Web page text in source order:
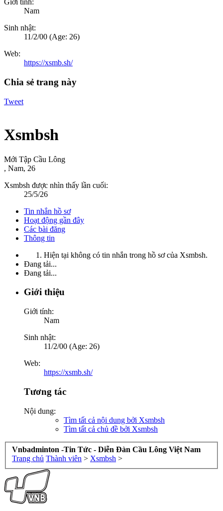
Giới tính:
Nam
Sinh nhật:
11/2/00 (Age: 26)
Web:
https://xsmb.sh/
Chia sẻ trang này
Tweet
Xsmbsh
Mới Tập Cầu Lông
, Nam, 26
Xsmbsh được nhìn thấy lần cuối:
25/5/26
Tin nhắn hồ sơ
Hoạt động gần đây
Các bài đăng
Thông tin
Hiện tại không có tin nhắn trong hồ sơ của Xsmbsh.
Đang tải...
Đang tải...
Giới thiệu
Giới tính:
Nam
Sinh nhật:
11/2/00 (Age: 26)
Web:
https://xsmb.sh/
Tương tác
Nội dung:
Tìm tất cả nội dung bởi Xsmbsh
Tìm tất cả chủ đề bởi Xsmbsh
Vnbadminton -Tin Tức - Diễn Đàn Cầu Lông Việt Nam
Trang chủ Thành viên > Xsmbsh >